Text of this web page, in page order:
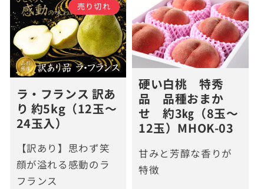
格
格
売り切れ
ラ・フランス 訳あ
り 約5kg（12玉～
24玉入）
【訳あり】思わず笑
顔が溢れる感動のラ
フランス
硬い白桃 特秀
品 品種おまか
せ 約3㎏（8玉～
12玉）MHOK-03
甘みと芳醇な香りが
特徴